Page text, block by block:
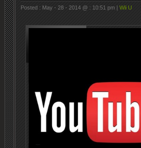
Posted : May - 28 - 2014 @ : 10:51 pm | Wii U